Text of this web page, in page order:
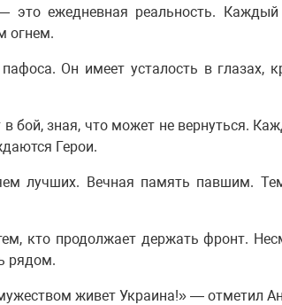
это ежедневная реальность.
огнем.
Он имеет усталость в глазах,
бой, зная, что может не вернуться.
Герои.
лучших. Вечная память павшим.
кто продолжает держать фронт.
рядом.
живет Украина!» — отметил